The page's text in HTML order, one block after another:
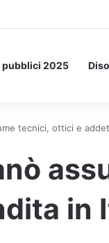
ecco l’esperimento
2025
tecnici, ottici e
in